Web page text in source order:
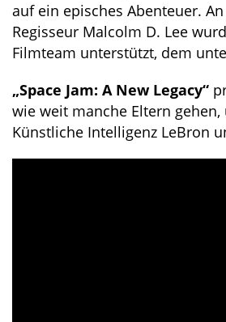
auf ein episches Abenteuer.
Regisseur Malcolm D. Lee
Filmteam unterstützt, dem
„Space Jam: A New Legacy“
wie weit manche Eltern
Künstliche Intelligenz LeBron